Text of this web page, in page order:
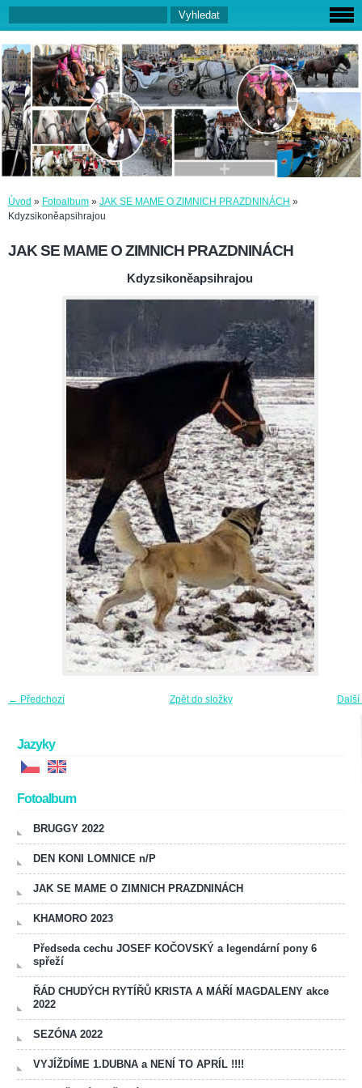
Úvod » Fotoalbum » JAK SE MAME O ZIMNICH PRAZDNINÁCH »
Kdyzsikoněapsihrajou
JAK SE MAME O ZIMNICH PRAZDNINÁCH
Kdyzsikoněapsihrajou
← Předchozí Zpět do složky
Jazyky
Fotoalbum
BRUGGY 2022
DEN KONI LOMNICE n/P
JAK SE MAME O ZIMNICH PRAZDNINÁCH
KHAMORO 2023
Předseda cechu JOSEF KOČOVSKÝ a legendární pony 6
spřeží
ŘÁD CHUDÝCH RYTÍŘŮ KRISTA A MÁŘÍ MAGDALENY akce
2022
SEZÓNA 2022
VYJÍŽDÍME 1.DUBNA a NENÍ TO APRÍL !!!!